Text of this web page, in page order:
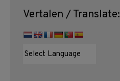
Vertalen / Translate: